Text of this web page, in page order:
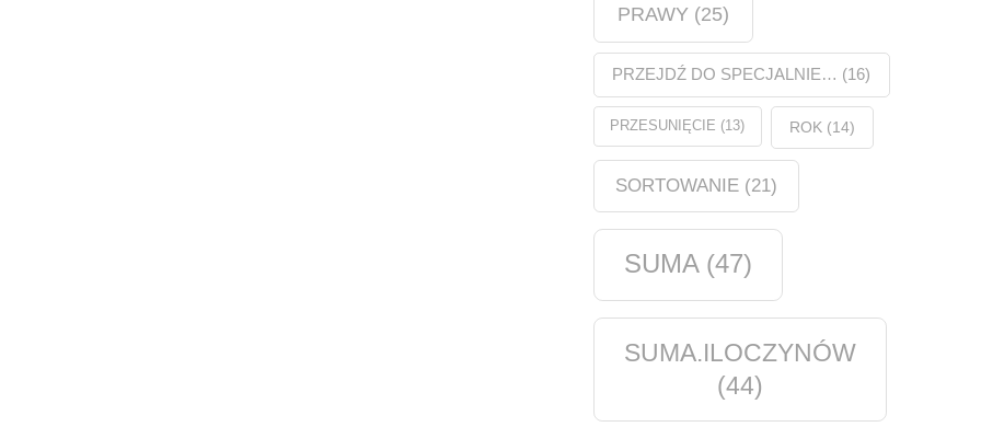
PRAWY(25)
PRZEJDŹ DO SPECJALNIE… (16)
PRZESUNIĘCIE (13) ROK (14)
SORTOWANIE(21)
SUMA(47)
SUMA.ILOCZYNÓW
(44)